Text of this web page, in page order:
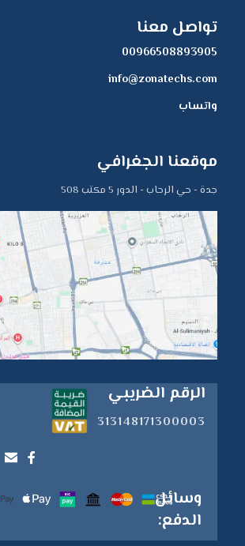
تواصل معنا
00966508893905
info@zonatechs.com
واتساب
موقعنا الجغرافي
جدة - حي الرحاب - الدور 5 مكتب 508
الرقم الضريبي
313148171300003
وسائل
الدفع: